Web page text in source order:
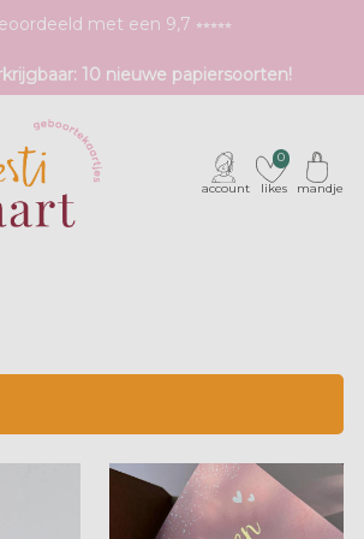
met een 9,7 ⭒⭒⭒⭒⭒
met unieke druktechnieken
10 nieuwe papiersoorten!
account likes
0
mandje